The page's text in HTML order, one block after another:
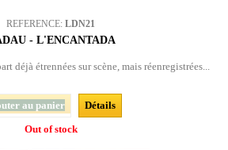
REFERENCE: LDN21
- L'ENCANTADA
déjà étrennées sur scène, mais réenregistrées...
au panier
Détails
Out of stock